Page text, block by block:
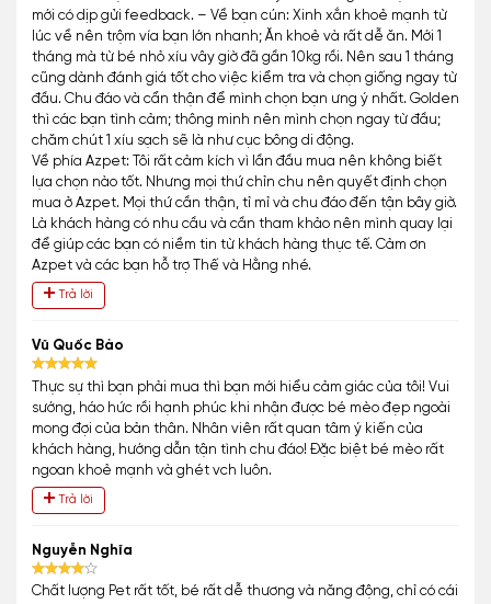
mới có dịp gửi feedback. – Về bạn cún: Xinh xắn khoẻ mạnh từ
lúc về nên trộm vía bạn lớn nhanh; Ăn khoẻ và rất dễ ăn. Mới 1
tháng mà từ bé nhỏ xíu vây giờ đã gần 10kg rồi. Nên sau 1 tháng
cũng dành đánh giá tốt cho việc kiểm tra và chọn giống ngay từ
đầu. Chu đáo và cẩn thận để mình chọn bạn ưng ý nhất. Golden
thì các bạn tình cảm; thông minh nên mình chọn ngay từ đầu;
chăm chút 1 xíu sạch sẽ là như cục bông di động.
Về phía Azpet: Tôi rất cảm kích vì lần đầu mua nên không biết
lựa chọn nào tốt. Nhưng mọi thứ chỉn chu nên quyết định chọn
mua ở Azpet. Mọi thứ cần thận, tỉ mỉ và chu đáo đến tận bây giờ.
Là khách hàng có nhu cầu và cần tham khảo nên mình quay lại
để giúp các bạn có niềm tin từ khách hàng thực tế. Cảm ơn
Azpet và các bạn hỗ trợ Thế và Hằng nhé.
Trả lời
Vũ Quốc Bảo
Thực sự thì bạn phải mua thì bạn mới hiểu cảm giác của tôi! Vui
sướng, háo hức rồi hạnh phúc khi nhận được bé mèo đẹp ngoài
mong đợi của bản thân. Nhân viên rất quan tâm ý kiến của
khách hàng, hướng dẫn tận tình chu đáo! Đặc biệt bé mèo rất
ngoan khoẻ mạnh và ghét vch luôn.
Trả lời
Nguyễn Nghĩa
Chất lượng Pet rất tốt, bé rất dễ thương và năng động, chỉ có cái